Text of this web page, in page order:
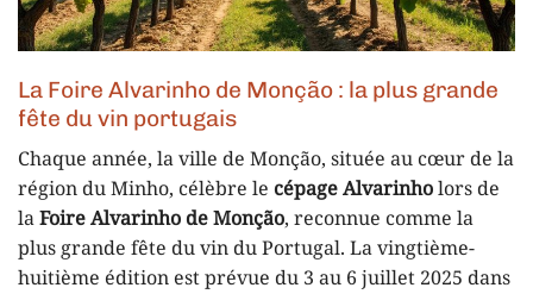
La Foire Alvarinho de Monção : la plus grande
fête du vin portugais
Chaque année, la ville de Monção, située au cœur de la
région du Minho, célèbre le cépage Alvarinholors de
laFoire Alvarinho de Monção, reconnue comme la
plus grande fête du vin du Portugal. La vingtième-
huitième édition est prévue du 3 au 6 juillet 2025 dans